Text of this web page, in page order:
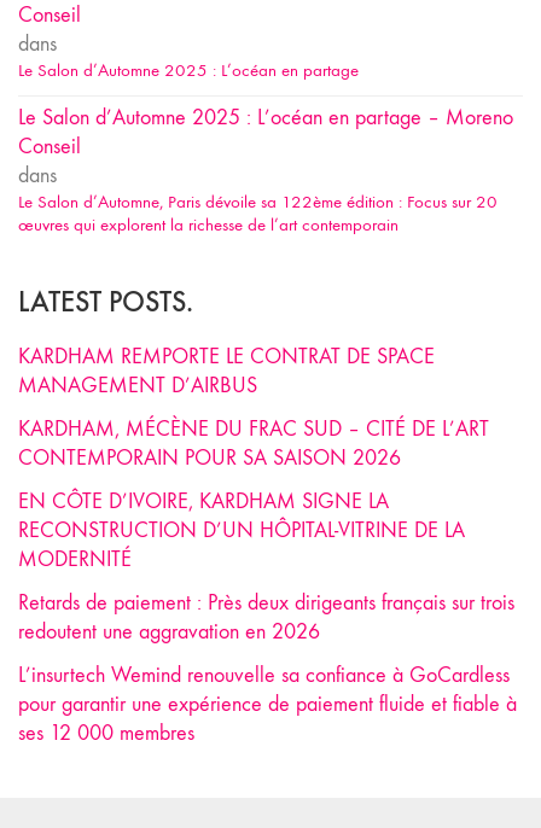
Conseil
dans
Le Salon d’Automne 2025 : L’océan en partage
Le Salon d’Automne 2025 : L’océan en partage – Moreno
Conseil
dans
Le Salon d’Automne, Paris dévoile sa 122ème édition : Focus sur 20
œuvres qui explorent la richesse de l’art contemporain
LATEST POSTS.
KARDHAM REMPORTE LE CONTRAT DE SPACE
MANAGEMENT D’AIRBUS
KARDHAM, MÉCÈNE DU FRAC SUD – CITÉ DE L’ART
CONTEMPORAIN POUR SA SAISON 2026
EN CÔTE D’IVOIRE, KARDHAM SIGNE LA
RECONSTRUCTION D’UN HÔPITAL-VITRINE DE LA
MODERNITÉ
Retards de paiement : Près deux dirigeants français sur trois
redoutent une aggravation en 2026
L’insurtech Wemind renouvelle sa confiance à GoCardless
pour garantir une expérience de paiement fluide et fiable à
ses 12 000 membres